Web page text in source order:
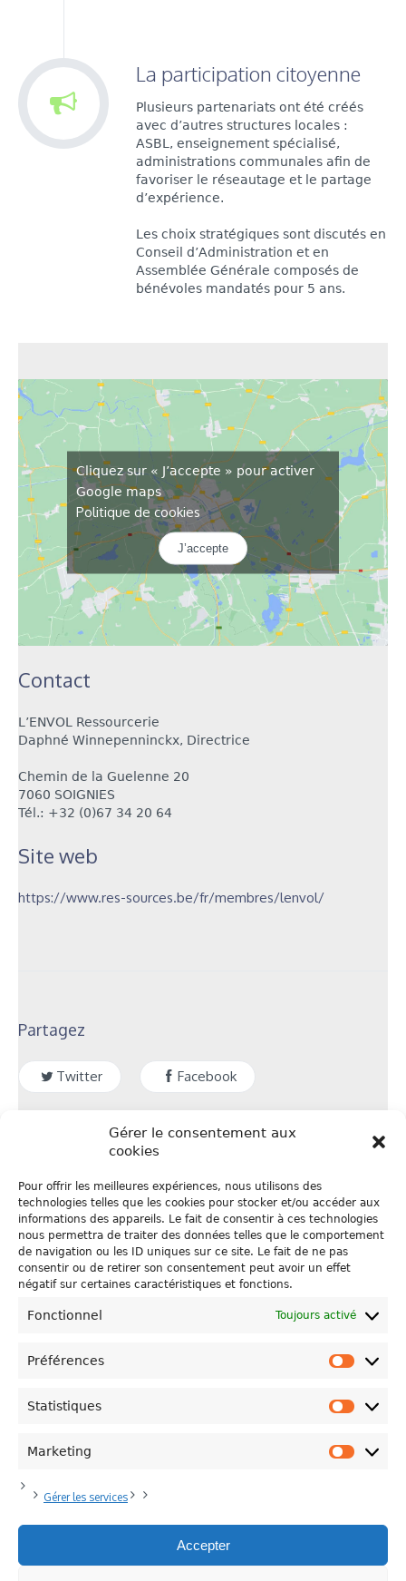
Gérer le consentement aux
cookies
Pour offrir les meilleures expériences, nous utilisons des
technologies telles que les cookies pour stocker et/ou accéder aux
informations des appareils. Le fait de consentir à ces technologies
nous permettra de traiter des données telles que le comportement
de navigation ou les ID uniques sur ce site. Le fait de ne pas
consentir ou de retirer son consentement peut avoir un effet
négatif sur certaines caractéristiques et fonctions.
Fonctionnel Toujours activé
Préférences
Statistiques
Marketing
Gérer les services
Accepter
La participation citoyenne
Plusieurs partenariats ont été créés
avec d’autres structures locales :
ASBL, enseignement spécialisé,
administrations communales afin de
favoriser le réseautage et le partage
d’expérience.
Les choix stratégiques sont discutés en
Conseil d’Administration et en
Assemblée Générale composés de
bénévoles mandatés pour 5 ans.
Cliquez sur « J’accepte » pour activer
Google maps
Politique de cookies
J’accepte
Contact
L’ENVOL Ressourcerie
Daphné Winnepenninckx, Directrice
Chemin de la Guelenne 20
7060 SOIGNIES
Tél.: +32 (0)67 34 20 64
Site web
https://www.res-sources.be/fr/membres/lenvol/
Partagez
Twitter Facebook
L’ELEVAGE DE LA PETITE SUISSE
PRIX HAINAUT HORIZONS, LE LAURÉAT 2023 EST
CONNU!
Politique de Confidentialité Contacts
Province de Hainaut